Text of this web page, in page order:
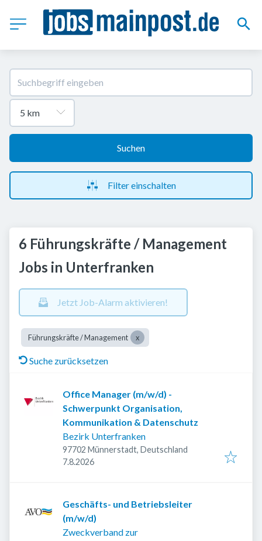
Suchen
Filter einschalten
6 Führungskräfte / Management
Jobs in Unterfranken
Jetzt Job-Alarm aktivieren!
Führungskräfte / Management
Suche zurücksetzen
Office Manager (m/w/d) -
Schwerpunkt Organisation,
Kommunikation & Datenschutz
Bezirk Unterfranken
97702 Münnerstadt, Deutschland
Veröffentlicht
7.8.2026
Geschäfts- und Betriebsleiter
(m/w/d)
Zweckverband zur